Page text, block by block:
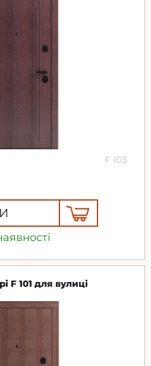
F 103
F 101 для вулиці